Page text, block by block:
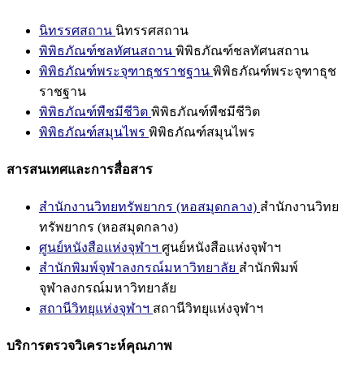
นิทรรศสถาน นิทรรศสถาน
พิพิธภัณฑ์ชลทัศนสถาน พิพิธภัณฑ์ชลทัศนสถาน
พิพิธภัณฑ์พระจุฑาธุชราชฐาน พิพิธภัณฑ์พระจุฑาธุช
ราชฐาน
พิพิธภัณฑ์พืชมีชีวิต พิพิธภัณฑ์พืชมีชีวิต
พิพิธภัณฑ์สมุนไพร พิพิธภัณฑ์สมุนไพร
สารสนเทศและการสื่อสาร
สำนักงานวิทยทรัพยากร (หอสมุดกลาง) สำนักงานวิทย
ทรัพยากร (หอสมุดกลาง)
ศูนย์หนังสือแห่งจุฬาฯ ศูนย์หนังสือแห่งจุฬาฯ
สำนักพิมพ์จุฬาลงกรณ์มหาวิทยาลัย สำนักพิมพ์
จุฬาลงกรณ์มหาวิทยาลัย
สถานีวิทยุแห่งจุฬาฯ สถานีวิทยุแห่งจุฬาฯ
บริการตรวจวิเคราะห์คุณภาพ